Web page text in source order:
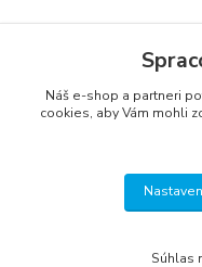
+421 948 711 774
Náš e-shop a partneri
cookies, aby Vám mohli
Súhlas